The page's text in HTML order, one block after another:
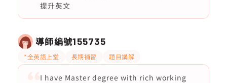
提升英文
導師編號155735
*全英語上堂 長期補習 題目講解
I have Master degree with rich working